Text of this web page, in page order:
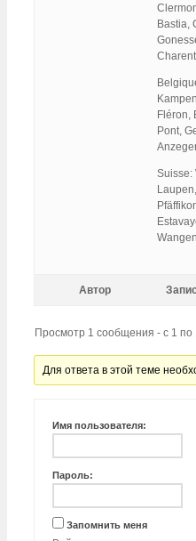
Bastia,
Fléron,
Pont,
Suisse:
Автор
Просмотр 1 сообщения - с 1 по
Для ответа в этой теме
Имя пользователя:
Пароль:
Запомнить меня